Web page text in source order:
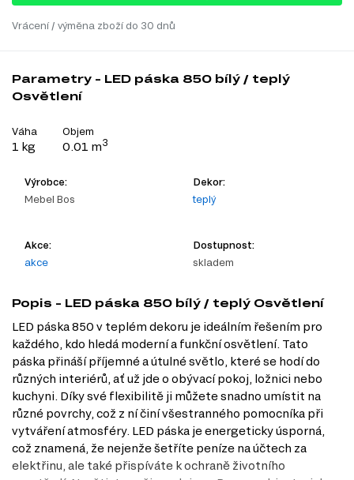
Vrácení / výměna zboží do 30 dnů
Parametry - LED páska 850 bílý / teplý
Osvětlení
Váha
1 kg
Objem
0.01 m3
Výrobce:
Mebel Bos
Dekor:
teplý
Akce:
akce
Dostupnost:
skladem
Popis - LED páska 850 bílý / teplý Osvětlení
LED páska 850 v teplém dekoru je ideálním řešením pro
každého, kdo hledá moderní a funkční osvětlení. Tato
páska přináší příjemné a útulné světlo, které se hodí do
různých interiérů, ať už jde o obývací pokoj, ložnici nebo
kuchyni. Díky své flexibilitě ji můžete snadno umístit na
různé povrchy, což z ní činí všestranného pomocníka při
vytváření atmosféry. LED páska je energeticky úsporná,
což znamená, že nejenže šetříte peníze na účtech za
elektřinu, ale také přispíváte k ochraně životního